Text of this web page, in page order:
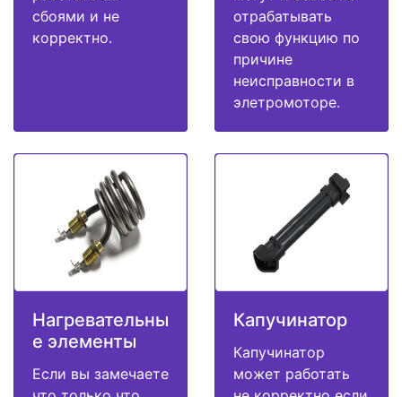
сбоями и не
корректно.
отрабатывать
свою функцию по
причине
неисправности в
элетромоторе.
Нагревательны
е элементы
Если вы замечаете
Капучинатор
Капучинатор
может работать